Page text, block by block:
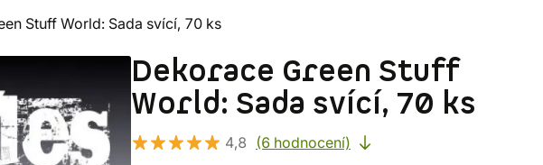
Stuff World: Sada svící, 70 ks
Dekorace Green Stuff
World: Sada svící, 70 ks
4,8 (6 hodnocení)